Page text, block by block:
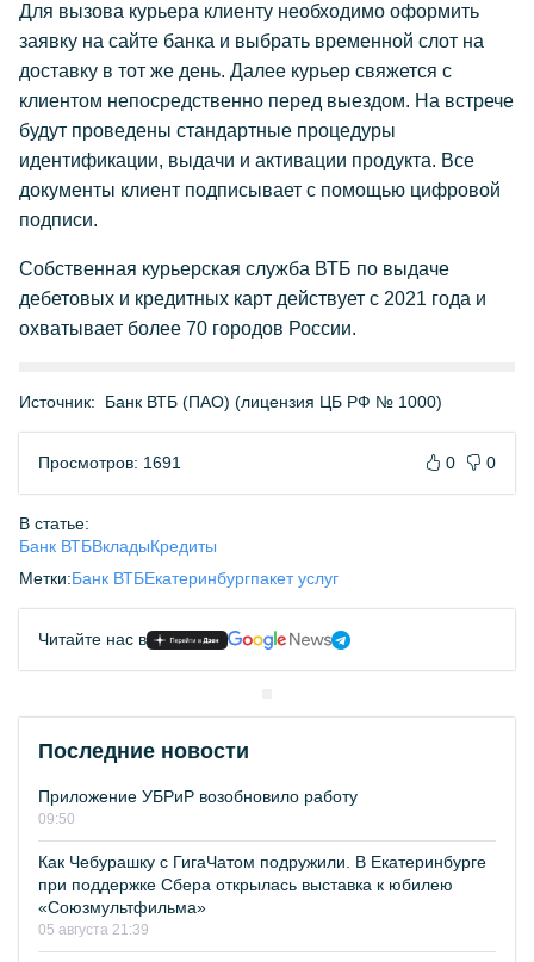
Для вызова курьера клиенту необходимо оформить
заявку на сайте банка и выбрать временной слот на
доставку в тот же день. Далее курьер свяжется с
клиентом непосредственно перед выездом. На встрече
будут проведены стандартные процедуры
идентификации, выдачи и активации продукта. Все
документы клиент подписывает с помощью цифровой
подписи.
Собственная курьерская служба ВТБ по выдаче
дебетовых и кредитных карт действует с 2021 года и
охватывает более 70 городов России.
Источник: Банк ВТБ (ПАО) (лицензия ЦБ РФ № 1000)
Просмотров: 1691 0 0
В статье:
Банк ВТБВкладыКредиты
Метки:Банк ВТБЕкатеринбургпакет услуг
Читайте нас в
Последние новости
Приложение УБРиР возобновило работу
09:50
Как Чебурашку с ГигаЧатом подружили. В Екатеринбурге
при поддержке Сбера открылась выставка к юбилею
«Союзмультфильма»
05 августа 21:39